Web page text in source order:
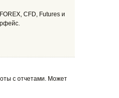
CFD, Futures и
с отчетами. Может